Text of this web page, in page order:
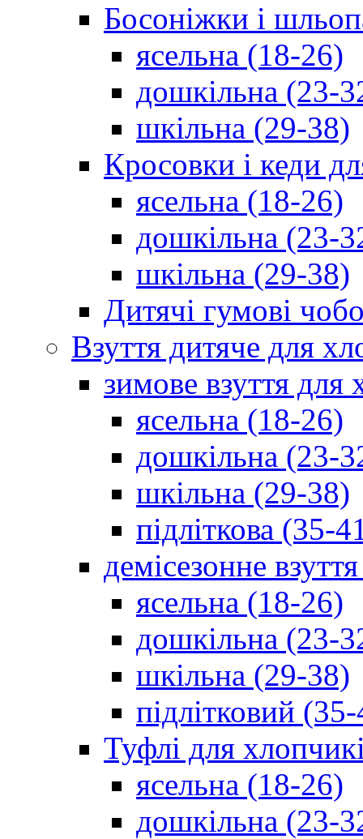
Босоніжки і
ясельна (18-26)
дошкільна (23-
шкільна (29-38)
Кросовки і кеди
ясельна (18-26)
дошкільна (23-
шкільна (29-38)
Дитячі гумові
Взуття дитяче для
зимове взуття для
ясельна (18-26)
дошкільна (23-
шкільна (29-38)
підліткова (35-
демісезонне
ясельна (18-26)
дошкільна (23-
шкільна (29-38)
підлітковий
Туфлі для
ясельна (18-26)
дошкільна (23-